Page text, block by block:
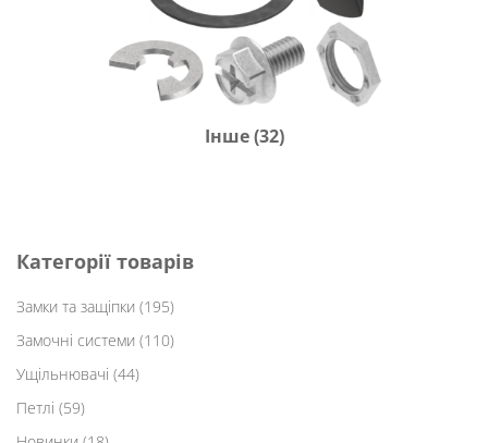
Інше(32)
Категорії товарів
Замки та защіпки (195)
Замочні системи (110)
Ущільнювачі (44)
Петлі (59)